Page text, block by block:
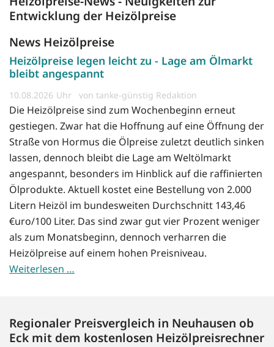
Entwicklung der Heizölpreise
News Heizölpreise
Heizölpreise legen leicht zu - Lage am Ölmarkt
bleibt angespannt
10.08.2026 von tanke-günstig Redaktion
Die Heizölpreise sind zum Wochenbeginn erneut
gestiegen. Zwar hat die Hoffnung auf eine Öffnung der
Straße von Hormus die Ölpreise zuletzt deutlich sinken
lassen, dennoch bleibt die Lage am Weltölmarkt
angespannt, besonders im Hinblick auf die raffinierten
Ölprodukte. Aktuell kostet eine Bestellung von 2.000
Litern Heizöl im bundesweiten Durchschnitt 143,46
€uro/100 Liter. Das sind zwar gut vier Prozent weniger
als zum Monatsbeginn, dennoch verharren die
Heizölpreise auf einem hohen Preisniveau.
Weiterlesen …
Regionaler Preisvergleich in Neuhausen ob
Eck mit dem kostenlosen Heizölpreisrechner